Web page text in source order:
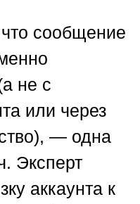
что сообщение
не с
или через
— одна
Эксперт
аккаунта к